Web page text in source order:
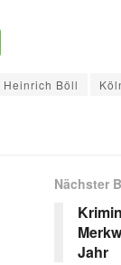
e
ss
Heinrich Böll
Nächster
Jahr